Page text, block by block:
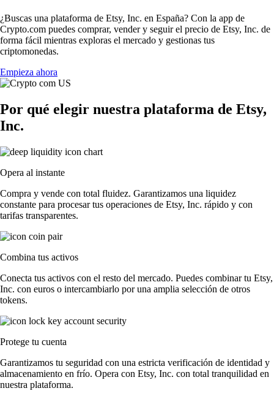
¿Buscas una plataforma de Etsy, Inc. en España? Con la app de
Crypto.com puedes comprar, vender y seguir el precio de Etsy, Inc. de
forma fácil mientras exploras el mercado y gestionas tus
criptomonedas.
Empieza ahora
Por qué elegir nuestra plataforma de Etsy,
Inc.
Opera al instante
Compra y vende con total fluidez. Garantizamos una liquidez
constante para procesar tus operaciones de Etsy, Inc. rápido y con
tarifas transparentes.
Combina tus activos
Conecta tus activos con el resto del mercado. Puedes combinar tu Etsy,
Inc. con euros o intercambiarlo por una amplia selección de otros
tokens.
Protege tu cuenta
Garantizamos tu seguridad con una estricta verificación de identidad y
almacenamiento en frío. Opera con Etsy, Inc. con total tranquilidad en
nuestra plataforma.